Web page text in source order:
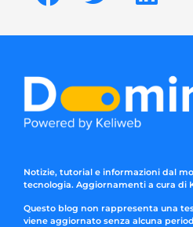
Notizie, tutorial e informazioni dal
tecnologia. Aggiornamenti a cura di
Questo blog non rappresenta una
viene aggiornato senza alcuna